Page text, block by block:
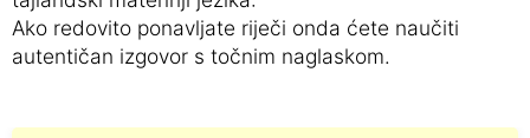
Ako redovito ponavljate riječi onda ćete naučiti
autentičan izgovor s točnim naglaskom.